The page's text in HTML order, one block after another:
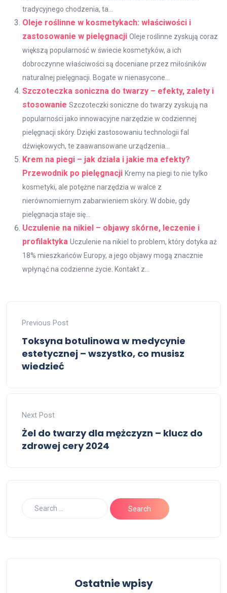
tradycyjnego chodzenia, ta...
Oleje roślinne w kosmetykach: właściwości i
zastosowanie w pielęgnacji Oleje roślinne zyskują coraz
większą popularność w świecie kosmetyków, a ich
dobroczynne właściwości są doceniane przez miłośników
naturalnej pielęgnacji. Bogate w nienasycone...
Szczoteczka soniczna do twarzy – efekty, zalety i
stosowanie Szczoteczki soniczne do twarzy zyskują na
popularności jako innowacyjne narzędzie w codziennej
pielęgnacji skóry. Dzięki zastosowaniu technologii fal
dźwiękowych, te zaawansowane urządzenia...
Krem na piegi – jak działa i jakie ma efekty?
Przewodnik po pielęgnacji Kremy na piegi to nie tylko
kosmetyki, ale potężne narzędzia w walce z
nierównomiernym zabarwieniem skóry. W dobie, gdy
pielęgnacja staje się...
Uczulenie na nikiel – objawy skórne, leczenie i
profilaktyka Uczulenie na nikiel to problem, który dotyka aż
18% mieszkańców Europy, a jego objawy mogą znacznie
wpłynąć na codzienne życie. Kontakt z...
Previous Post
Toksyna botulinowa w medycynie
estetycznej – wszystko, co musisz
wiedzieć
Next Post
Żel do twarzy dla mężczyzn – klucz do
zdrowej cery 2024
Ostatnie wpisy